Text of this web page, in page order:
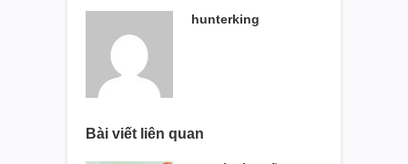
hunterking
Bài viết liên quan